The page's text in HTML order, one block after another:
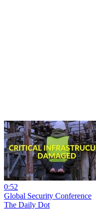
0:52
Global Security Conference
The Daily Dot